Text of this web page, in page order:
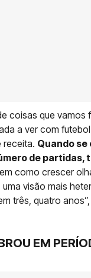
coisas que vamos
a ver com
receita. Quando
de partidas,
como crescer
visão mais
três, quatro
EM